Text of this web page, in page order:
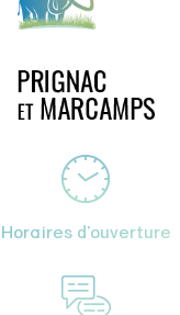
Horaires d'ouverture